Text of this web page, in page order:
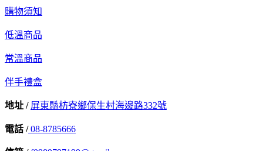
購物須知
低溫商品
常溫商品
伴手禮盒
地址 / 屏東縣枋寮鄉保生村海邊路332號
電話 /08-8785666